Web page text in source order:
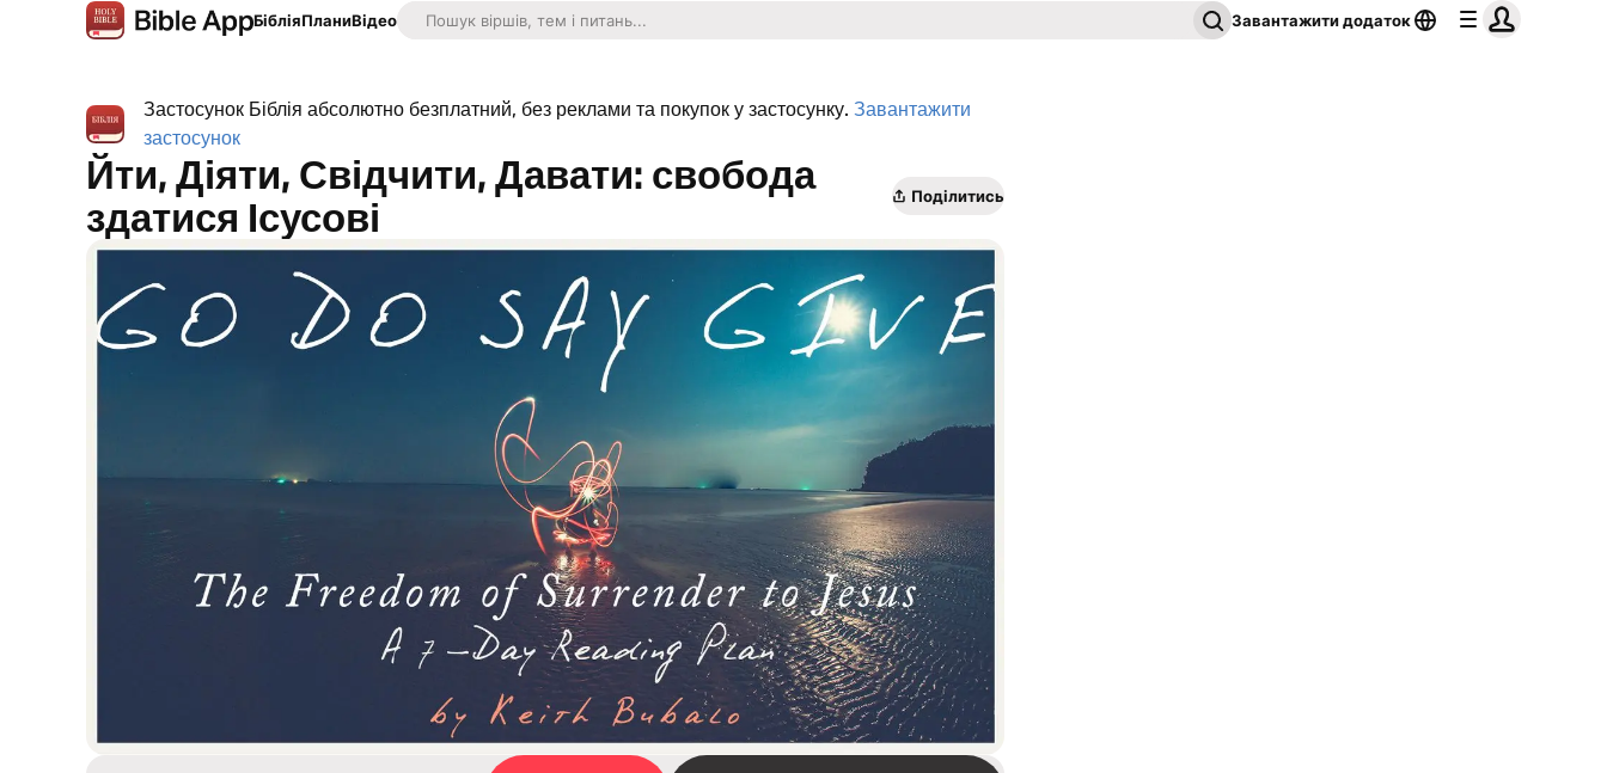
БібліяПланиВідео Завантажити додаток
Застосунок Біблія абсолютно безплатний, без реклами та покупок у застосунку. Завантажити
застосунок
Йти, Діяти, Свідчити, Давати: свобода
здатися Ісусові
Поділитись